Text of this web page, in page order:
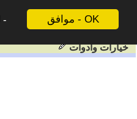
موافق - OK
خيارات وادوات